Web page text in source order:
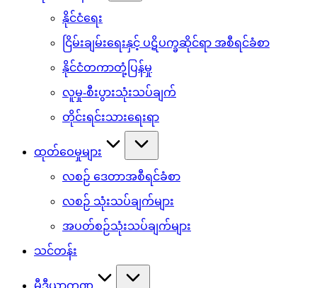
နိုင်ငံရေး
ငြိမ်းချမ်းရေးနှင့် ပဋိပက္ခဆိုင်ရာ အစီရင်ခံစာ
နိုင်ငံတကာတုံ့ပြန်မှု
လူမှု-စီးပွားသုံးသပ်ချက်
တိုင်းရင်းသားရေးရာ
ထုတ်ဝေမှုများ
လစဉ် ဒေတာအစီရင်ခံစာ
လစဉ် သုံးသပ်ချက်များ
အပတ်စဉ်သုံးသပ်ချက်များ
သင်တန်း
မီဒီယာကဏ္ဍ